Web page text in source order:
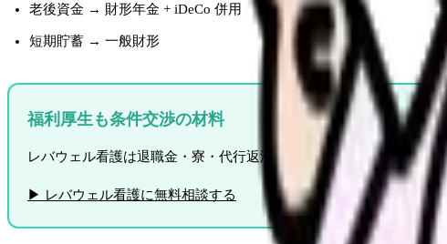
老後資金 → 財形年金 + iDeCo 併用
短期貯蓄 → 一般財形
福利厚生も条件交渉の材料
レバウェル看護は退職金・寮・代行返済などの福利厚生情報を保有
▶ レバウェル看護に無料相談する